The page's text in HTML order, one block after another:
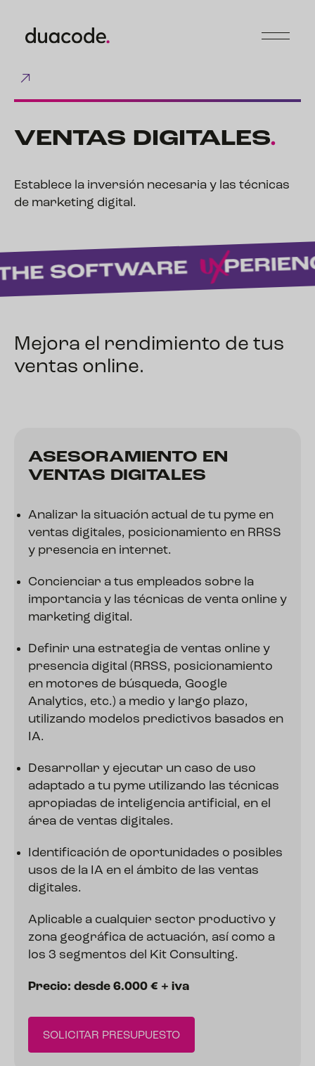
VENTAS DIGITALES.
Establece la inversión necesaria y las técnicas
de marketing digital.
Mejora el rendimiento de tus
ventas online.
ASESORAMIENTO EN
VENTAS DIGITALES
Analizar la situación actual de tu pyme en
ventas digitales, posicionamiento en RRSS
y presencia en internet.
Concienciar a tus empleados sobre la
importancia y las técnicas de venta online y
marketing digital.
Definir una estrategia de ventas online y
presencia digital (RRSS, posicionamiento
en motores de búsqueda, Google
Analytics, etc.) a medio y largo plazo,
utilizando modelos predictivos basados en
IA.
Desarrollar y ejecutar un caso de uso
adaptado a tu pyme utilizando las técnicas
apropiadas de inteligencia artificial, en el
área de ventas digitales.
Identificación de oportunidades o posibles
usos de la IA en el ámbito de las ventas
digitales.
Aplicable a cualquier sector productivo y
zona geográfica de actuación, así como a
los 3 segmentos del Kit Consulting.
Precio: desde 6.000 € + iva
SOLICITAR PRESUPUESTO